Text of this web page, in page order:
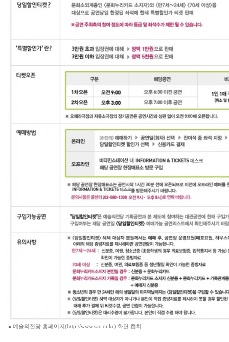
▲예술의전당 홈페이지(http://www.sac.or.kr) 화면 캡쳐